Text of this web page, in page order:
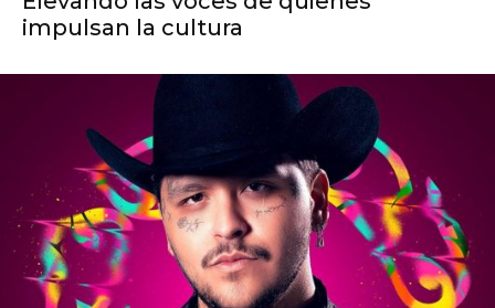
impulsan la cultura